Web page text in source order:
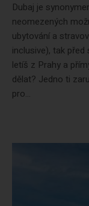
Dubaj je
neomezených
ubytování a
inclusive), tak
letíš z Prahy a
dělat? Jedno ti
pro...